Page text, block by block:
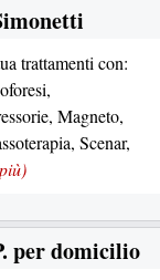
trattamenti con:
Magneto,
Scenar,
per domicilio